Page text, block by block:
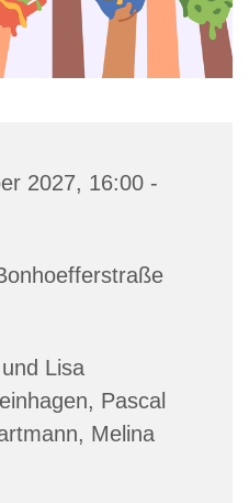
2027, 16:00 -
Lisa
Pascal
Melina